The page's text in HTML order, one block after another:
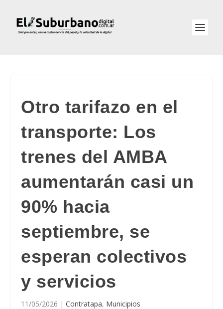
Otro tarifazo en el
transporte: Los
trenes del AMBA
aumentarán casi un
90% hacia
septiembre, se
esperan colectivos
y servicios
11/05/2026 |Contratapa, Municipios